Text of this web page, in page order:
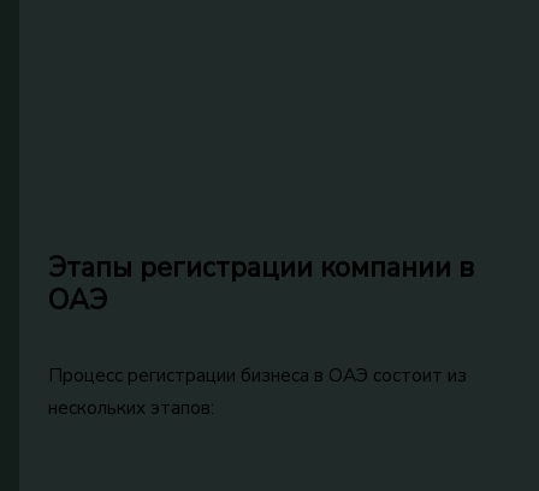
Этапы регистрации компании в
ОАЭ
Процесс регистрации бизнеса в ОАЭ состоит из
нескольких этапов: